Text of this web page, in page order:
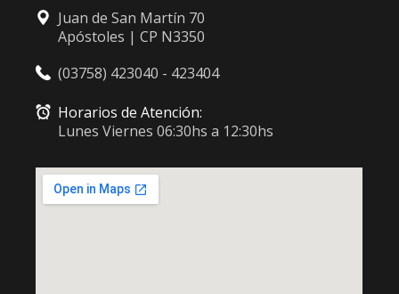
Juan de San Martín 70
Apóstoles | CP N3350
(03758) 423040 - 423404
Horarios de Atención:
Lunes Viernes 06:30hs a 12:30hs